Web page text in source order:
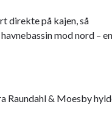
direkte på kajen, så
mod nord – en
Raundahl & Moesby